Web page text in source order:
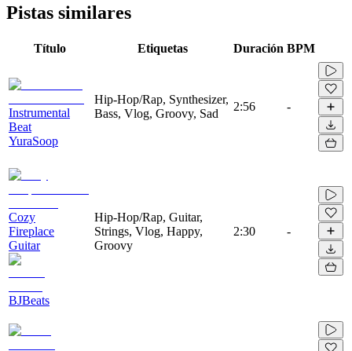
Pistas similares
Título Etiquetas Duración BPM
Instrumental
Beat
YuraSoop
Hip-Hop/Rap, Synthesizer,
Bass, Vlog, Groovy, Sad
2:56 -
Cozy
Fireplace
Guitar
BJBeats
Hip-Hop/Rap, Guitar,
Strings, Vlog, Happy,
Groovy
2:30 -